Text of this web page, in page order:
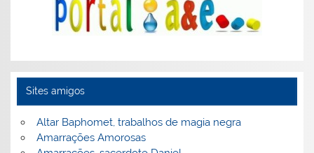
Sites amigos
Altar Baphomet, trabalhos de magia negra
Amarrações Amorosas